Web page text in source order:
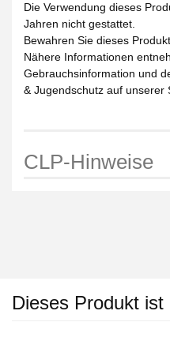
Die Verwendung dieses
Jahren nicht gestattet.
Bewahren Sie dieses
Nähere Informationen
Gebrauchsinformation und
& Jugendschutz auf unserer
CLP-Hinweise
Dieses Produkt